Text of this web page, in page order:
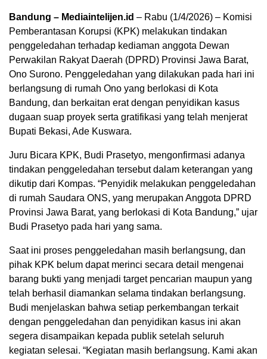
Bandung – Mediaintelijen.id – Rabu (1/4/2026) – Komisi
Pemberantasan Korupsi (KPK) melakukan tindakan
penggeledahan terhadap kediaman anggota Dewan
Perwakilan Rakyat Daerah (DPRD) Provinsi Jawa Barat,
Ono Surono. Penggeledahan yang dilakukan pada hari ini
berlangsung di rumah Ono yang berlokasi di Kota
Bandung, dan berkaitan erat dengan penyidikan kasus
dugaan suap proyek serta gratifikasi yang telah menjerat
Bupati Bekasi, Ade Kuswara.
Juru Bicara KPK, Budi Prasetyo, mengonfirmasi adanya
tindakan penggeledahan tersebut dalam keterangan yang
dikutip dari Kompas. “Penyidik melakukan penggeledahan
di rumah Saudara ONS, yang merupakan Anggota DPRD
Provinsi Jawa Barat, yang berlokasi di Kota Bandung,” ujar
Budi Prasetyo pada hari yang sama.
Saat ini proses penggeledahan masih berlangsung, dan
pihak KPK belum dapat merinci secara detail mengenai
barang bukti yang menjadi target pencarian maupun yang
telah berhasil diamankan selama tindakan berlangsung.
Budi menjelaskan bahwa setiap perkembangan terkait
dengan penggeledahan dan penyidikan kasus ini akan
segera disampaikan kepada publik setelah seluruh
kegiatan selesai. “Kegiatan masih berlangsung. Kami akan